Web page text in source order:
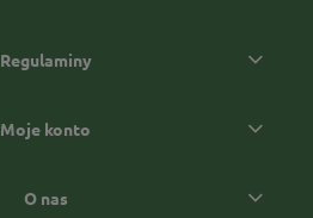
Regulaminy
Moje konto
O nas